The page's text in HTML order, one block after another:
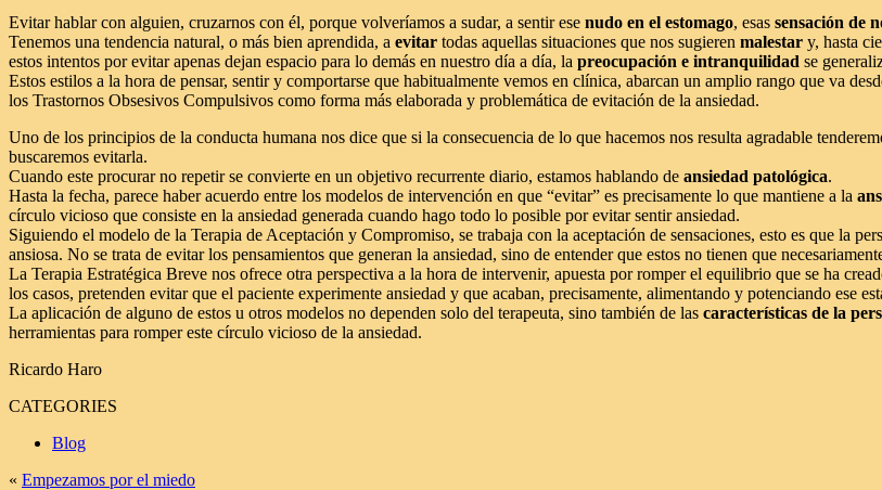
Evitar hablar con alguien, cruzarnos con él, porque volveríamos a sudar, a sentir ese nudo en el estomago, esas sensación de
Tenemos una tendencia natural, o más bien aprendida, a evitar todas aquellas situaciones que nos sugieren malestar y, hasta
estos intentos por evitar apenas dejan espacio para lo demás en nuestro día a día, la preocupación e intranquilidad se
Estos estilos a la hora de pensar, sentir y comportarse que habitualmente vemos en clínica, abarcan un amplio rango que va
los Trastornos Obsesivos Compulsivos como forma más elaborada y problemática de evitación de la ansiedad.
Uno de los principios de la conducta humana nos dice que si la consecuencia de lo que hacemos nos resulta agradable
buscaremos evitarla.
Cuando este procurar no repetir se convierte en un objetivo recurrente diario, estamos hablando de ansiedad patológica.
Hasta la fecha, parece haber acuerdo entre los modelos de intervención en que “evitar” es precisamente lo que mantiene a la
círculo vicioso que consiste en la ansiedad generada cuando hago todo lo posible por evitar sentir ansiedad.
Siguiendo el modelo de la Terapia de Aceptación y Compromiso, se trabaja con la aceptación de sensaciones, esto es que la
ansiosa. No se trata de evitar los pensamientos que generan la ansiedad, sino de entender que estos no tienen que
La Terapia Estratégica Breve nos ofrece otra perspectiva a la hora de intervenir, apuesta por romper el equilibrio que se ha
los casos, pretenden evitar que el paciente experimente ansiedad y que acaban, precisamente, alimentando y potenciando ese
La aplicación de alguno de estos u otros modelos no dependen solo del terapeuta, sino también de las características de la
herramientas para romper este círculo vicioso de la ansiedad.
Ricardo Haro
CATEGORIES
Blog
« Empezamos por el miedo